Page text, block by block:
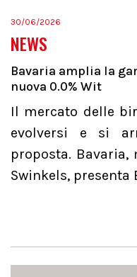
30/06/2026
NEWS
Bavaria amplia la
nuova 0.0% Wit
Il mercato delle
evolversi e si
proposta. Bavaria,
Swinkels, presenta